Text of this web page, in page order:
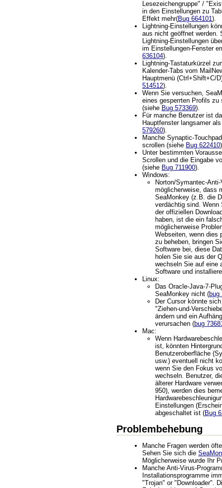
Lesezeichengruppe" /
in den Einstellungen zu
Effekt mehr(Bug 664101 ).
Lightning-Einstellungen
aus nicht geöffnet werden.
Lightning-Einstellungen
im Einstellungen-Fenster
636104).
Lightning-Tastaturkürzel
Kalender-Tabs vom
Hauptmenü (Ctrl+Shift+C/
514512).
Wenn Sie versuchen,
eines gesperrten Profils zu
(siehe Bug 573369).
Für manche Benutzer ist
Hauptfenster langsamer
579260).
Manche Synaptic-
scrollen (siehe Bug 622410
Unter bestimmten
Scrollen und die Eingabe
(siehe Bug 711900).
Windows:
Norton/Symantec-
möglicherweise, dass
SeaMonkey (z.B. die
verdächtig sind. Wenn
der offiziellen
haben, ist die ein
möglicherweise
Webseiten, wenn dies
zu beheben, bringen
Software bei, diese
holen Sie sie aus der
wechseln Sie auf eine
Software und
Linux:
Das Oracle-Java-7-
SeaMonkey nicht (bug
Der Cursor könnte
"Ziehen-und-
ändern und ein
verursachen (bug
Mac:
Wenn
ist, könnten
Benutzeroberfläche
usw.) eventuell nicht
wenn Sie den Fokus
wechseln. Benutzer,
älterer Hardware
950), werden dies
Einstellungen
abgeschaltet ist (Bug
Problembehebung
Manche Fragen werden
Sehen Sie sich die
Möglicherweise wurde Ihr
Manche Anti-Virus-
Installationsprogramme
"Trojan" or "Downloader".